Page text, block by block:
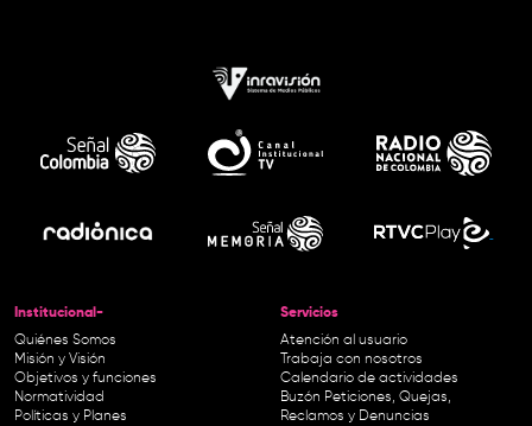
Institucional-
Quiénes Somos
Misión y Visión
Objetivos y funciones
Normatividad
Políticas y Planes
Servicios
Atención al usuario
Trabaja con nosotros
Calendario de actividades
Buzón Peticiones, Quejas,
Reclamos y Denuncias